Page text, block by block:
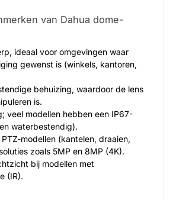
van Dahua dome-
ideaal voor omgevingen waar
gewenst is (winkels, kantoren,
behuizing, waardoor de lens
is.
veel modellen hebben een IP67-
waterbestendig).
modellen (kantelen, draaien,
zoals 5MP en 8MP (4K).
bij modellen met
(IR).